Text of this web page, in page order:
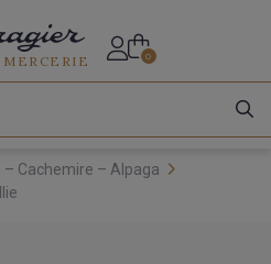
0
– Cachemire – Alpaga